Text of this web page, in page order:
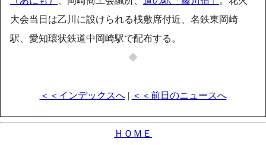
大会当日は乙川に設けられる桟敷席付近、名鉄東岡崎
駅、愛知環状鉄道中岡崎駅で配布する。
◆
＜＜インデックスへ| ＜＜前日のニュースへ
ＨＯＭＥ